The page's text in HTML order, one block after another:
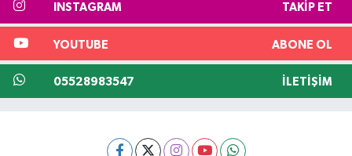
INSTAGRAM TAKIP ET
YOUTUBE ABONE OL
05528983547 İLETIŞIM